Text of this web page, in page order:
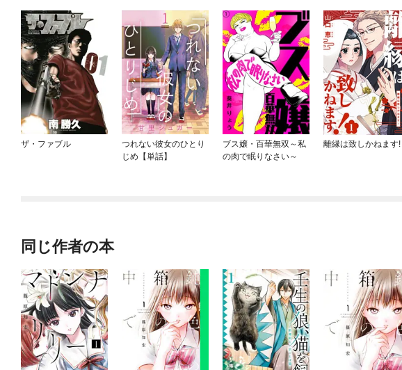
ザ・ファブル
つれない彼女のひとり
じめ【単話】
ブス嬢・百華無双～私
の肉で眠りなさい～
離縁は致しかねます!
同じ作者の本